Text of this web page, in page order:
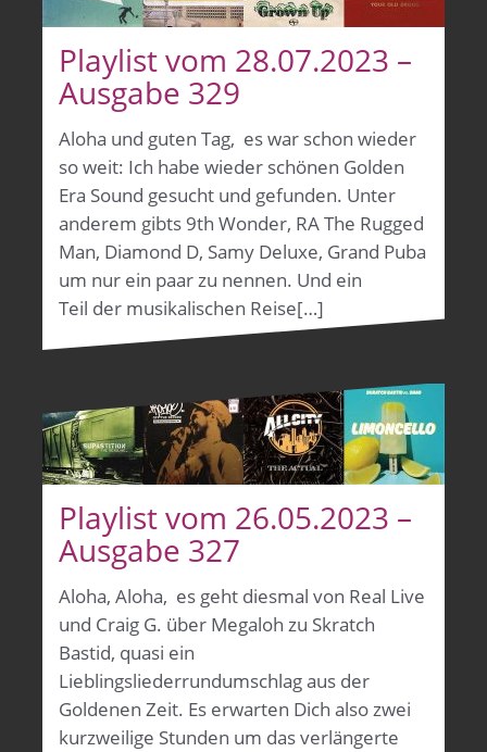
Playlist vom 28.07.2023 –
Ausgabe 329
Aloha und guten Tag, es war schon wieder
so weit: Ich habe wieder schönen Golden
Era Sound gesucht und gefunden. Unter
anderem gibts 9th Wonder, RA The Rugged
Man, Diamond D, Samy Deluxe, Grand Puba
um nur ein paar zu nennen. Und ein
Teil der musikalischen Reise[…]
Playlist vom 26.05.2023 –
Ausgabe 327
Aloha, Aloha, es geht diesmal von Real Live
und Craig G. über Megaloh zu Skratch
Bastid, quasi ein
Lieblingsliederrundumschlag aus der
Goldenen Zeit. Es erwarten Dich also zwei
kurzweilige Stunden um das verlängerte